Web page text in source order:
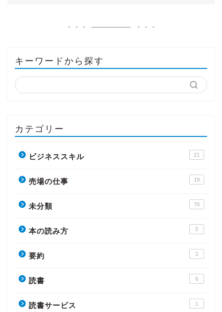
キーワードから探す
カテゴリー
ビジネススキル 21
売場の仕事 19
未分類 70
本の読み方 5
要約 2
読書 6
読書サービス 1